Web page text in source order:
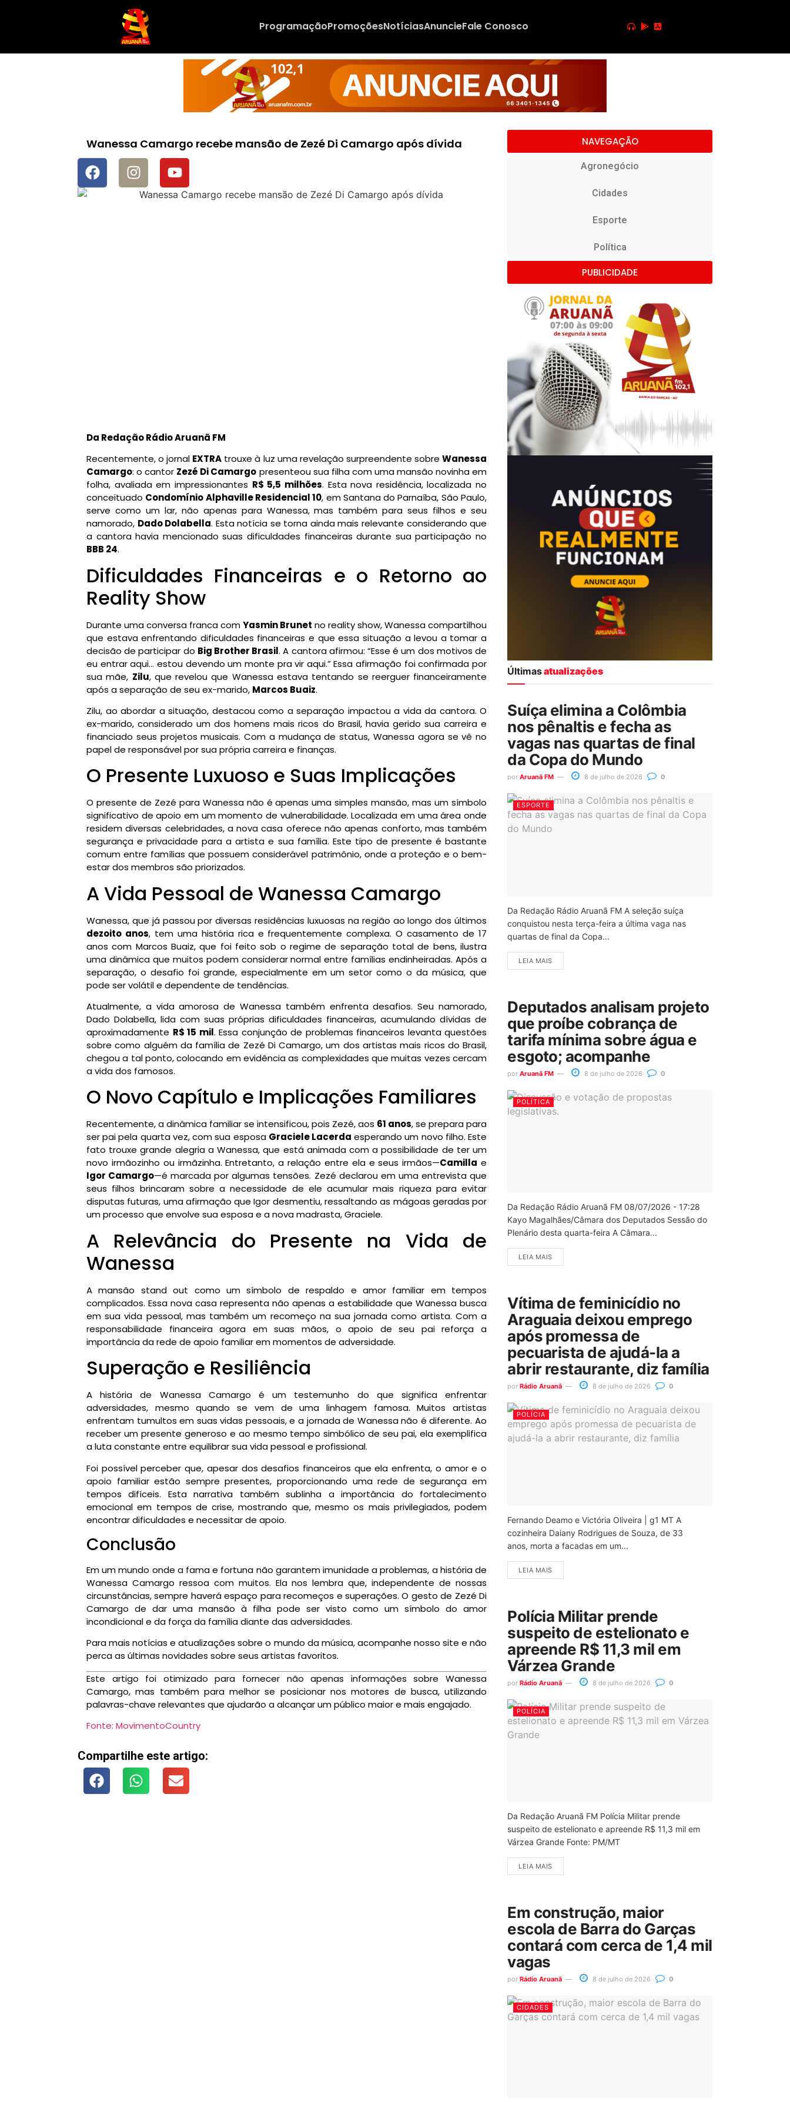
ProgramaçãoPromoçõesNotíciasAnuncieFale Conosco
Wanessa Camargo recebe mansão de Zezé Di Camargo após dívida
Da Redação Rádio Aruanã FM
Recentemente, o jornal EXTRA trouxe à luz uma revelação surpreendente sobreWanessa
Camargo: o cantor Zezé Di Camargo presenteou sua filha com uma mansão novinha em
folha, avaliada em impressionantes R$ 5,5 milhões. Esta nova residência, localizada no
conceituado Condomínio Alphaville Residencial 10, em Santana do Parnaíba, São Paulo,
serve como um lar, não apenas para Wanessa, mas também para seus filhos e seu
namorado, Dado Dolabella. Esta notícia se torna ainda mais relevante considerando que
a cantora havia mencionado suas dificuldades financeiras durante sua participação no
BBB 24.
Dificuldades Financeiras e o Retorno ao
Reality Show
Durante uma conversa franca comYasmin Brunet no reality show, Wanessa compartilhou
que estava enfrentando dificuldades financeiras e que essa situação a levou a tomar a
decisão de participar do Big Brother Brasil. A cantora afirmou: “Esse é um dos motivos de
eu entrar aqui… estou devendo um monte pra vir aqui.” Essa afirmação foi confirmada por
sua mãe, Zilu, que revelou que Wanessa estava tentando se reerguer financeiramente
após a separação de seu ex-marido, Marcos Buaiz.
Zilu, ao abordar a situação, destacou como a separação impactou a vida da cantora. O
ex-marido, considerado um dos homens mais ricos do Brasil, havia gerido sua carreira e
financiado seus projetos musicais. Com a mudança de status, Wanessa agora se vê no
papel de responsável por sua própria carreira e finanças.
O Presente Luxuoso e Suas Implicações
O presente de Zezé para Wanessa não é apenas uma simples mansão, mas um símbolo
significativo de apoio em um momento de vulnerabilidade. Localizada em uma área onde
residem diversas celebridades, a nova casa oferece não apenas conforto, mas também
segurança e privacidade para a artista e sua família. Este tipo de presente é bastante
comum entre famílias que possuem considerável patrimônio, onde a proteção e o bem-
estar dos membros são priorizados.
A Vida Pessoal de Wanessa Camargo
Wanessa, que já passou por diversas residências luxuosas na região ao longo dos últimos
dezoito anos, tem uma história rica e frequentemente complexa. O casamento de 17
anos com Marcos Buaiz, que foi feito sob o regime de separação total de bens, ilustra
uma dinâmica que muitos podem considerar normal entre famílias endinheiradas. Após a
separação, o desafio foi grande, especialmente em um setor como o da música, que
pode ser volátil e dependente de tendências.
Atualmente, a vida amorosa de Wanessa também enfrenta desafios. Seu namorado,
Dado Dolabella, lida com suas próprias dificuldades financeiras, acumulando dívidas de
aproximadamente R$ 15 mil. Essa conjunção de problemas financeiros levanta questões
sobre como alguém da família de Zezé Di Camargo, um dos artistas mais ricos do Brasil,
chegou a tal ponto, colocando em evidência as complexidades que muitas vezes cercam
a vida dos famosos.
O Novo Capítulo e Implicações Familiares
Recentemente, a dinâmica familiar se intensificou, pois Zezé, aos 61 anos, se prepara para
ser pai pela quarta vez, com sua esposa Graciele Lacerda esperando um novo filho. Este
fato trouxe grande alegria a Wanessa, que está animada com a possibilidade de ter um
novo irmãozinho ou irmãzinha. Entretanto, a relação entre ela e seus irmãos—Camilla e
Igor Camargo—é marcada por algumas tensões. Zezé declarou em uma entrevista que
seus filhos brincaram sobre a necessidade de ele acumular mais riqueza para evitar
disputas futuras, uma afirmação que Igor desmentiu, ressaltando as mágoas geradas por
um processo que envolve sua esposa e a nova madrasta, Graciele.
A Relevância do Presente na Vida de
Wanessa
A mansão stand out como um símbolo de respaldo e amor familiar em tempos
complicados. Essa nova casa representa não apenas a estabilidade que Wanessa busca
em sua vida pessoal, mas também um recomeço na sua jornada como artista. Com a
responsabilidade financeira agora em suas mãos, o apoio de seu pai reforça a
importância da rede de apoio familiar em momentos de adversidade.
Superação e Resiliência
A história de Wanessa Camargo é um testemunho do que significa enfrentar
adversidades, mesmo quando se vem de uma linhagem famosa. Muitos artistas
enfrentam tumultos em suas vidas pessoais, e a jornada de Wanessa não é diferente. Ao
receber um presente generoso e ao mesmo tempo simbólico de seu pai, ela exemplifica
a luta constante entre equilibrar sua vida pessoal e profissional.
Foi possível perceber que, apesar dos desafios financeiros que ela enfrenta, o amor e o
apoio familiar estão sempre presentes, proporcionando uma rede de segurança em
tempos difíceis. Esta narrativa também sublinha a importância do fortalecimento
emocional em tempos de crise, mostrando que, mesmo os mais privilegiados, podem
encontrar dificuldades e necessitar de apoio.
Conclusão
Em um mundo onde a fama e fortuna não garantem imunidade a problemas, a história de
Wanessa Camargo ressoa com muitos. Ela nos lembra que, independente de nossas
circunstâncias, sempre haverá espaço para recomeços e superações. O gesto de Zezé Di
Camargo de dar uma mansão à filha pode ser visto como um símbolo do amor
incondicional e da força da família diante das adversidades.
Para mais notícias e atualizações sobre o mundo da música, acompanhe nosso site e não
perca as últimas novidades sobre seus artistas favoritos.
Este artigo foi otimizado para fornecer não apenas informações sobre Wanessa
Camargo, mas também para melhor se posicionar nos motores de busca, utilizando
palavras-chave relevantes que ajudarão a alcançar um público maior e mais engajado.
Fonte: MovimentoCountry
Compartilhe este artigo:
NAVEGAÇÃO
Agronegócio
Cidades
Esporte
Política
PUBLICIDADE
Últimasatualizações
Suíça elimina a Colômbia
nos pênaltis e fecha as
vagas nas quartas de final
da Copa do Mundo
por Aruanã FM 8 de julho de 2026 0
ESPORTE
Da Redação Rádio Aruanã FM A seleção suíça
conquistou nesta terça-feira a última vaga nas
quartas de final da Copa...
LEIA MAIS
Deputados analisam projeto
que proíbe cobrança de
tarifa mínima sobre água e
esgoto; acompanhe
por Aruanã FM 8 de julho de 2026 0
POLÍTICA
Da Redação Rádio Aruanã FM 08/07/2026 - 17:28
Kayo Magalhães/Câmara dos Deputados Sessão do
Plenário desta quarta-feira A Câmara...
LEIA MAIS
Vítima de feminicídio no
Araguaia deixou emprego
após promessa de
pecuarista de ajudá-la a
abrir restaurante, diz família
por Rádio Aruanã 8 de julho de 2026 0
POLÍCIA
Fernando Deamo e Victória Oliveira | g1 MT A
cozinheira Daiany Rodrigues de Souza, de 33
anos, morta a facadas em um...
LEIA MAIS
Polícia Militar prende
suspeito de estelionato e
apreende R$ 11,3 mil em
Várzea Grande
por Rádio Aruanã 8 de julho de 2026 0
POLÍCIA
Da Redação Aruanã FM Polícia Militar prende
suspeito de estelionato e apreende R$ 11,3 mil em
Várzea Grande Fonte: PM/MT
LEIA MAIS
Em construção, maior
escola de Barra do Garças
contará com cerca de 1,4 mil
vagas
por Rádio Aruanã 8 de julho de 2026 0
CIDADES